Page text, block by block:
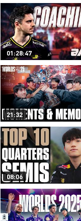
01:28:47
21:32
08:06